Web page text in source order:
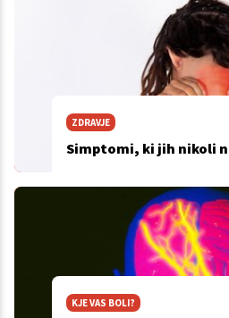
ZDRAVJE
Simptomi, ki jih nikoli
KJE VAS BOLI?